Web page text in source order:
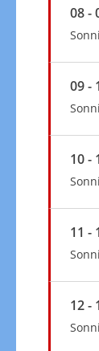
08 -
09 -
10 -
11 -
12 -